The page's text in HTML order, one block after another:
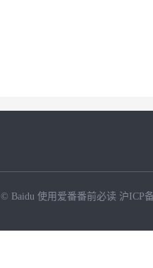
© Baidu 使用爱番番前必读 沪ICP